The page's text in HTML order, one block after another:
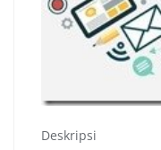
Deskripsi